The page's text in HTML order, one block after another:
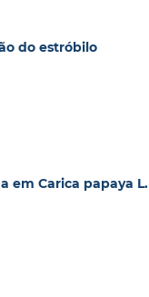
do estróbilo
em Carica papaya L.